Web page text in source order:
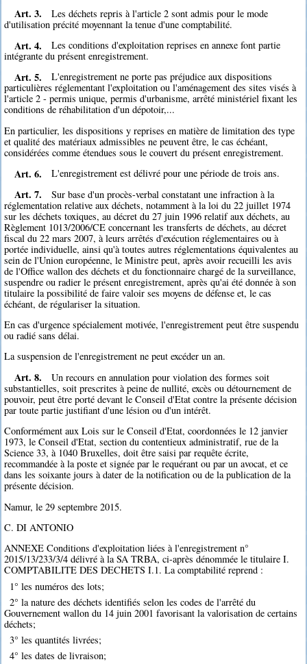
Art. 3.
Les déchets repris à l'article 2 sont admis pour le mode
d'utilisation précité moyennant la tenue d'une comptabilité.
Art. 4.
Les conditions d'exploitation reprises en annexe font partie
intégrante du présent enregistrement.
Art. 5.
L'enregistrement ne porte pas préjudice aux dispositions
particulières réglementant l'exploitation ou l'aménagement des sites visés à
l'article 2 - permis unique, permis d'urbanisme, arrêté ministériel fixant les
conditions de réhabilitation d'un dépotoir,...
En particulier, les dispositions y reprises en matière de limitation des type
et qualité des matériaux admissibles ne peuvent être, le cas échéant,
considérées comme étendues sous le couvert du présent enregistrement.
Art. 6. L'enregistrement est délivré pour une période de trois ans.
Art. 7.
Sur base d'un procès-verbal constatant une infraction à la
réglementation relative aux déchets, notamment à la loi du 22 juillet 1974
sur les déchets toxiques, au décret du 27 juin 1996 relatif aux déchets, au
Règlement 1013/2006/CE concernant les transferts de déchets, au décret
fiscal du 22 mars 2007, à leurs arrêtés d'exécution réglementaires ou à
portée individuelle, ainsi qu'à toutes autres réglementations équivalentes au
sein de l'Union européenne, le Ministre peut, après avoir recueilli les avis
de l'Office wallon des déchets et du fonctionnaire chargé de la surveillance,
suspendre ou radier le présent enregistrement, après qu'ai été donnée à son
titulaire la possibilité de faire valoir ses moyens de défense et, le cas
échéant, de régulariser la situation.
En cas d'urgence spécialement motivée, l'enregistrement peut être suspendu
ou radié sans délai.
La suspension de l'enregistrement ne peut excéder un an.
Art. 8.
Un recours en annulation pour violation des formes soit
substantielles, soit prescrites à peine de nullité, excès ou détournement de
pouvoir, peut être porté devant le Conseil d'Etat contre la présente décision
par toute partie justifiant d'une lésion ou d'un intérêt.
Conformément aux Lois sur le Conseil d'Etat, coordonnées le 12 janvier
1973, le Conseil d'Etat, section du contentieux administratif, rue de la
Science 33, à 1040 Bruxelles, doit être saisi par requête écrite,
recommandée à la poste et signée par le requérant ou par un avocat, et ce
dans les soixante jours à dater de la notification ou de la publication de la
présente décision.
Namur, le 29 septembre 2015.
C. DI ANTONIO
ANNEXE Conditions d'exploitation liées à l'enregistrement n°
2015/13/233/3/4 délivré à la SA TRBA, ci-après dénommée le titulaire I.
COMPTABILITE DES DECHETS I.1. La comptabilité reprend :
1° les numéros des lots;
2° la nature des déchets identifiés selon les codes de l'arrêté du
Gouvernement wallon du 14 juin 2001 favorisant la valorisation de certains
déchets;
3° les quantités livrées;
4° les dates de livraison;